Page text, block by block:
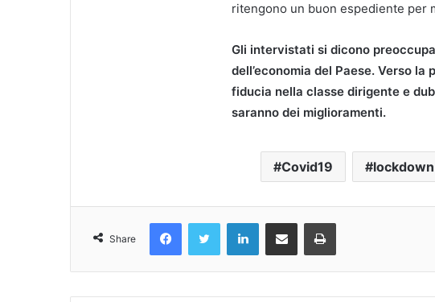
ritengono un buon espediente per
Gli intervistati si dicono
dell’economia del Paese. Verso
fiducia nella classe dirigente e
saranno dei miglioramenti.
Covid19 lockdown
Share